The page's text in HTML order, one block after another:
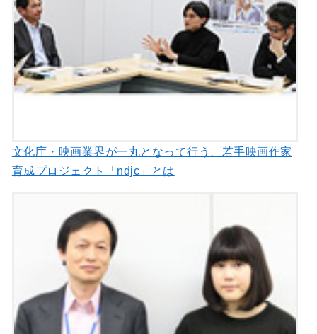
文化庁・映画業界が一丸となって行う、若手映画作家
育成プロジェクト「ndjc」とは